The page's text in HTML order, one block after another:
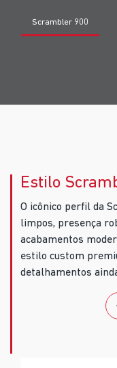
Scrambler 900
Estilo
O icônico perfil da
limpos, presença
acabamentos
estilo custom
detalhamentos